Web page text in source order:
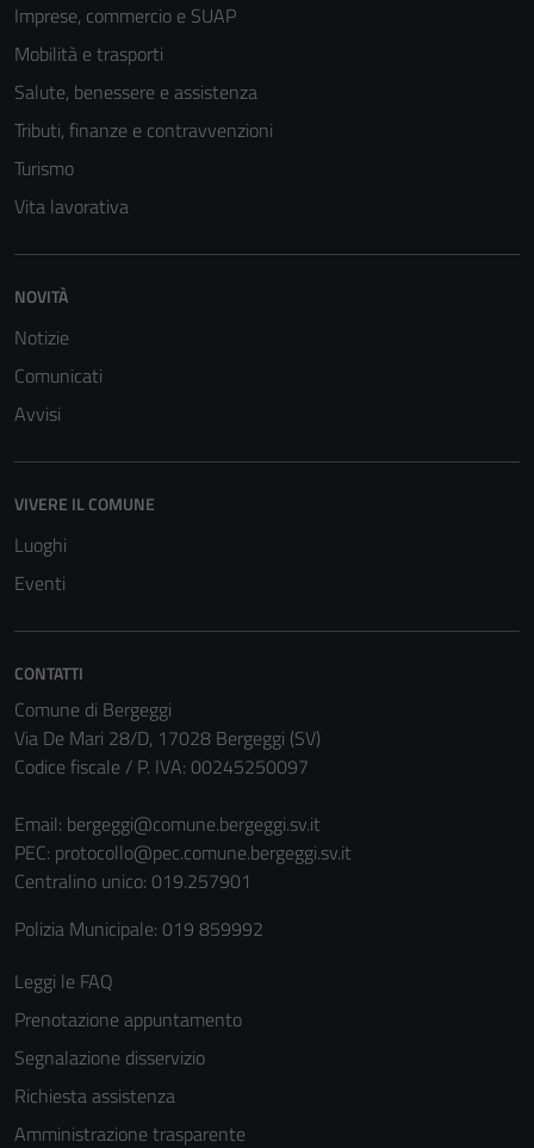
Imprese, commercio e SUAP
Mobilità e trasporti
Salute, benessere e assistenza
Tributi, finanze e contravvenzioni
Turismo
Vita lavorativa
NOVITÀ
Notizie
Comunicati
Avvisi
VIVERE IL COMUNE
Luoghi
Eventi
CONTATTI
Comune di Bergeggi
Via De Mari 28/D, 17028 Bergeggi (SV)
Codice fiscale / P. IVA: 00245250097
Email: bergeggi@comune.bergeggi.sv.it
PEC: protocollo@pec.comune.bergeggi.sv.it
Centralino unico: 019.257901
Polizia Municipale: 019 859992
Leggi le FAQ
Prenotazione appuntamento
Segnalazione disservizio
Richiesta assistenza
Amministrazione trasparente